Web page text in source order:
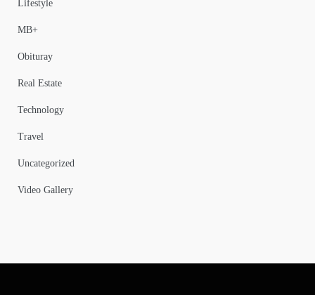
Lifestyle
MB+
Obituray
Real Estate
Technology
Travel
Uncategorized
Video Gallery